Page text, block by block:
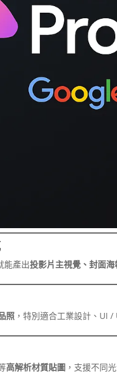
能產出投影片主視覺、封面
照 ，特別適合工業設計、UI /
高解析材質貼圖 ，支援不同